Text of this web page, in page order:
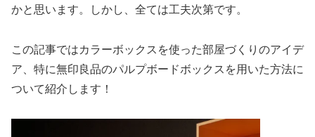
かと思います。しかし、全ては工夫次第です。
この記事ではカラーボックスを使った部屋づくりのアイデ
ア、特に無印良品のパルプボードボックスを用いた方法に
ついて紹介します！